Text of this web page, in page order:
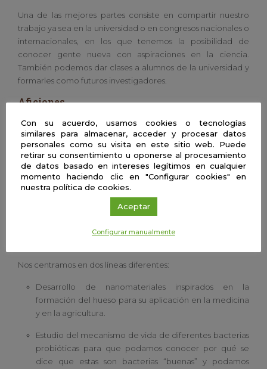
Una de las mejores partes consiste en compartir nuestro
trabajo ya sea en la universidad o en congresos nacionales o
internacionales, en los que tenemos la posibilidad de
conocer gente nueva con aspiraciones en la ciencia.
También podemos dar clases a alumnos de la universidad y
formarles como futuros investigadores.
Aficiones
Nuestras aficiones son similares a las de cualquier persona:
hacer deporte, viajar, salir con los amigos de tapas, ir al cine,
etc.
Centro o departamento
Grupo de investigación BioNanoMet. Departamento de
Química Inorgánica. Facultad de Ciencias. Universidad de
Línea de investigación en la que trabaja
Nos centramos en dos líneas diferentes:
Desarrollo de nanomateriales inspirados en la
formación del hueso para su aplicación en la medicina
y en la agricultura.
Estudio del mecanismo de vida de diferentes bacterias
probióticas para que podamos conocer por qué se
dice que estas son bacterias “buenas” y podamos
Con su acuerdo, usamos cookies o tecnologías
similares para almacenar, acceder y procesar datos
personales como su visita en este sitio web. Puede
retirar su consentimiento u oponerse al procesamiento
de datos basado en intereses legítimos en cualquier
momento haciendo clic en "Configurar cookies" en
nuestra política de cookies.
Aceptar
Configurar manualmente